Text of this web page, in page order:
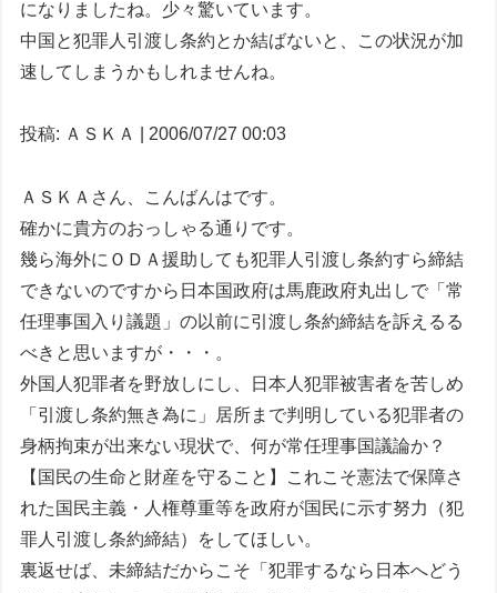
になりましたね。少々驚いています。
中国と犯罪人引渡し条約とか結ばないと、この状況が加
速してしまうかもしれませんね。
投稿: ＡＳＫＡ | 2006/07/27 00:03
ＡＳＫＡさん、こんばんはです。
確かに貴方のおっしゃる通りです。
幾ら海外にＯＤＡ援助しても犯罪人引渡し条約すら締結
できないのですから日本国政府は馬鹿政府丸出しで「常
任理事国入り議題」の以前に引渡し条約締結を訴えるる
べきと思いますが・・・。
外国人犯罪者を野放しにし、日本人犯罪被害者を苦しめ
「引渡し条約無き為に」居所まで判明している犯罪者の
身柄拘束が出来ない現状で、何が常任理事国議論か？
【国民の生命と財産を守ること】これこそ憲法で保障さ
れた国民主義・人権尊重等を政府が国民に示す努力（犯
罪人引渡し条約締結）をしてほしい。
裏返せば、未締結だからこそ「犯罪するなら日本へどう